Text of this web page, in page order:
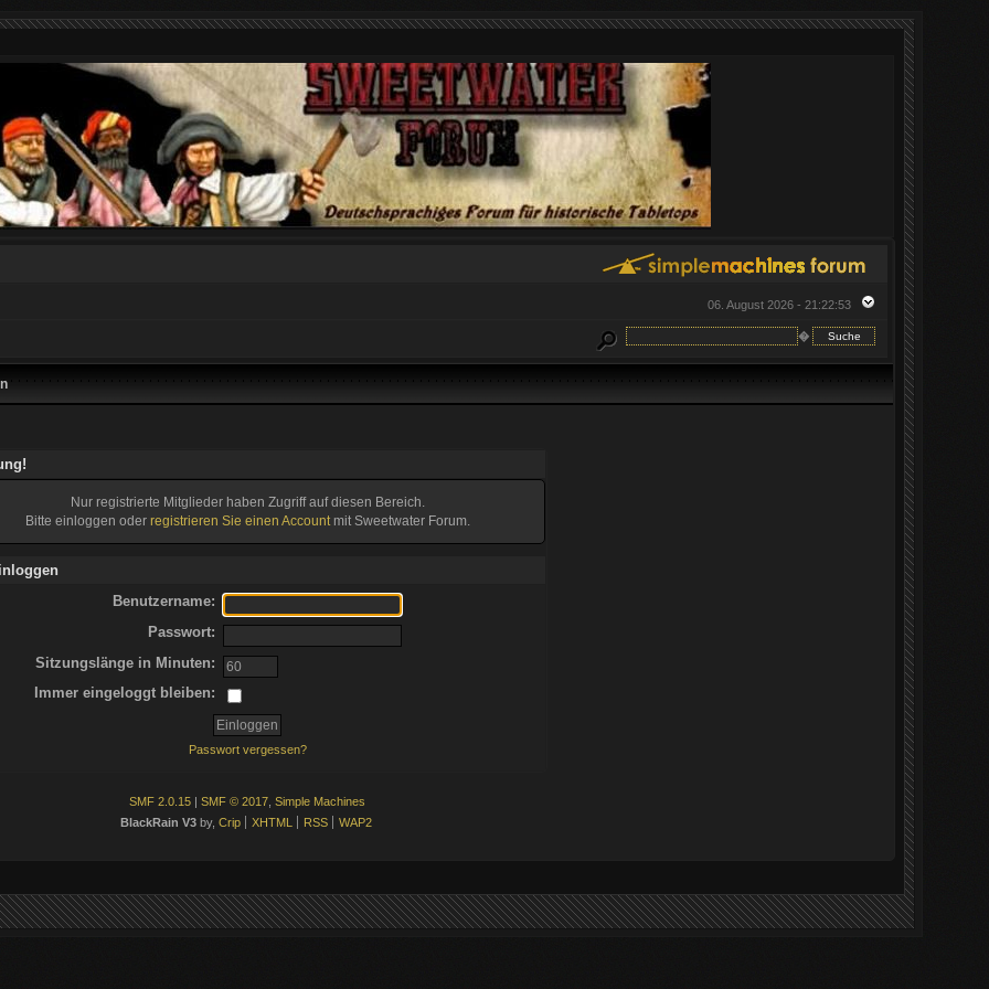
06. August 2026 - 21:22:53
�
Nur registrierte Mitglieder haben Zugriff auf diesen Bereich.
Bitte einloggen oder registrieren Sie einen Accountmit Sweetwater Forum.
Benutzername:
Passwort:
Sitzungslänge in Minuten:
Immer eingeloggt bleiben:
Passwort vergessen?
SMF 2.0.15 | SMF © 2017 Simple Machines
BlackRain V3 by, Crip XHTML RSS WAP2